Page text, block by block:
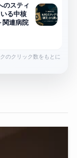
のスティ
る中核
関連病院
のクリック数をもとに